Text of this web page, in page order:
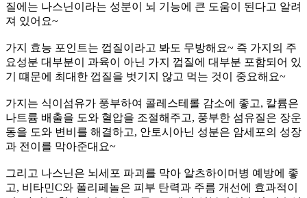
질에는 나스닌이라는 성분이 뇌 기능에 큰 도움이 된다고 알려
져 있어요~
가지 효능 포인트는 껍질이라고 봐도 무방해요~ 즉 가지의 주
요성분 대부분이 과육이 아닌 가지 껍질에 대부분 포함되어 있
기 떄문에 최대한 껍질을 벗기지 않고 먹는 것이 중요해요~
가지는 식이섬유가 풍부하여 콜레스테롤 감소에 좋고, 칼륨은
나트륨 배출을 도와 혈압을 조절해주고, 풍부한 섬유질은 장운
동을 도와 변비를 해결하고, 안토시아닌 성분은 암세포의 성장
과 전이를 막아준대요~
그리고 나스닌은 뇌세포 파괴를 막아 알츠하이머병 예방에 좋
고, 비타민C와 폴리페놀은 피부 탄력과 주름 개선에 효과적이